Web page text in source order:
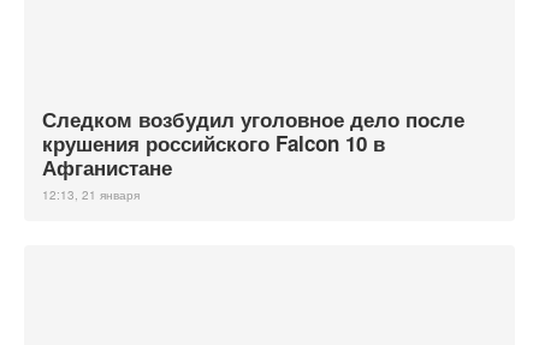
Следком возбудил уголовное дело после
крушения российского Falcon 10 в
Афганистане
12:13, 21 января